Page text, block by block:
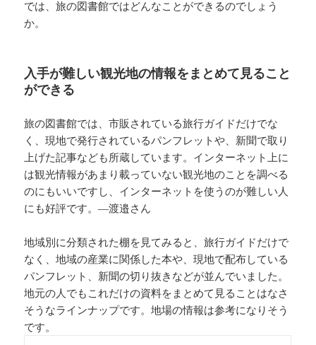
では、旅の図書館ではどんなことができるのでしょう
か。
入手が難しい観光地の情報をまとめて見ること
ができる
旅の図書館では、市販されている旅行ガイドだけでな
く、現地で発行されているパンフレットや、新聞で取り
上げた記事なども所蔵しています。インターネット上に
は観光情報があまり載っていない観光地のことを調べる
のにもいいですし、インターネットを使うのが難しい人
にも好評です。―渡邉さん
地域別に分類された棚を見てみると、旅行ガイドだけで
なく、地域の産業に関係した本や、現地で配布している
パンフレット、新聞の切り抜きなどが並んでいました。
地元の人でもこれだけの資料をまとめて見ることはなさ
そうなラインナップです。地場の情報は参考になりそう
です。